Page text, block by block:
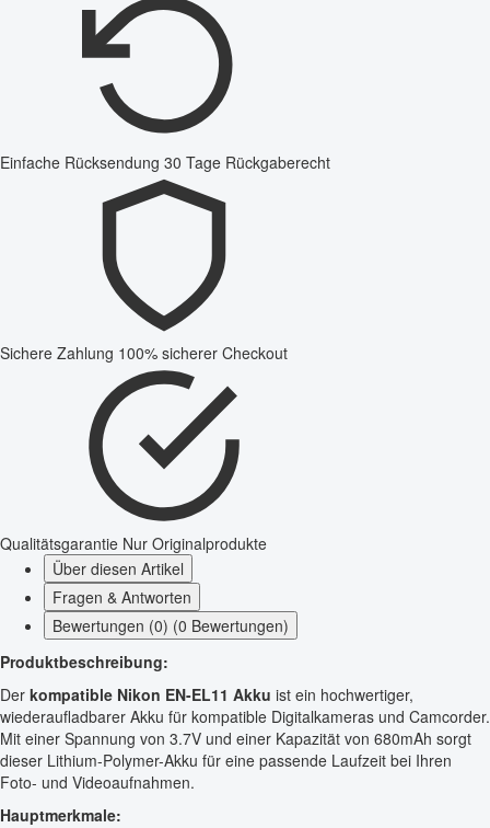
Einfache Rücksendung 30 Tage Rückgaberecht
Sichere Zahlung 100% sicherer Checkout
Qualitätsgarantie Nur Originalprodukte
Über diesen Artikel
Fragen & Antworten
Bewertungen (0) (0 Bewertungen)
Produktbeschreibung:
Der kompatible Nikon EN-EL11 Akku ist ein hochwertiger,
wiederaufladbarer Akku für kompatible Digitalkameras und Camcorder.
Mit einer Spannung von 3.7V und einer Kapazität von 680mAh sorgt
dieser Lithium-Polymer-Akku für eine passende Laufzeit bei Ihren
Foto- und Videoaufnahmen.
Hauptmerkmale: